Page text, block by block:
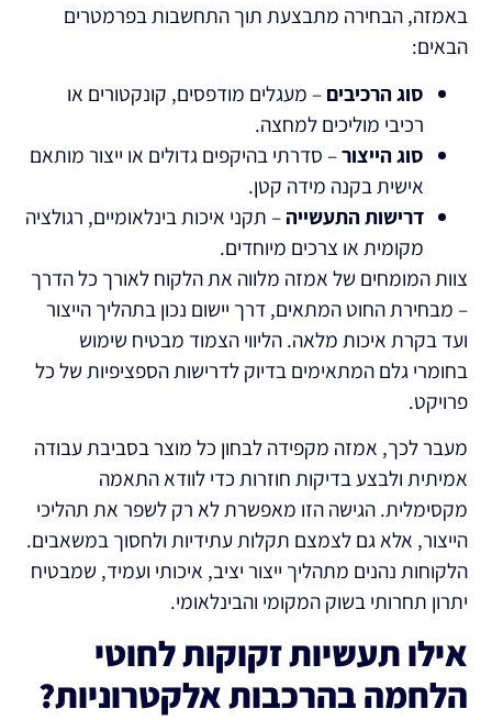
באמזה, הבחירה מתבצעת תוך התחשבות בפרמטרים
הבאים:
סוג הרכיבים– מעגלים מודפסים, קונקטורים או
רכיבי מוליכים למחצה.
סוג הייצור– סדרתי בהיקפים גדולים או ייצור מותאם
אישית בקנה מידה קטן.
דרישות התעשייה– תקני איכות בינלאומיים, רגולציה
מקומית או צרכים מיוחדים.
צוות המומחים של אמזה מלווה את הלקוח לאורך כל הדרך
– מבחירת החוט המתאים, דרך יישום נכון בתהליך הייצור
ועד בקרת איכות מלאה. הליווי הצמוד מבטיח שימוש
בחומרי גלם המתאימים בדיוק לדרישות הספציפיות של כל
פרויקט.
מעבר לכך, אמזה מקפידה לבחון כל מוצר בסביבת עבודה
אמיתית ולבצע בדיקות חוזרות כדי לוודא התאמה
מקסימלית. הגישה הזו מאפשרת לא רק לשפר את תהליכי
הייצור, אלא גם לצמצם תקלות עתידיות ולחסוך במשאבים.
הלקוחות נהנים מתהליך ייצור יציב, איכותי ועמיד, שמבטיח
יתרון תחרותי בשוק המקומי והבינלאומי.
אילו תעשיות זקוקות לחוטי
הלחמה בהרכבות אלקטרוניות?